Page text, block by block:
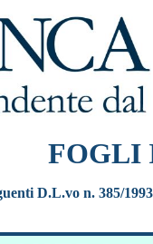
FOGLI
D.L.vo n. 385/